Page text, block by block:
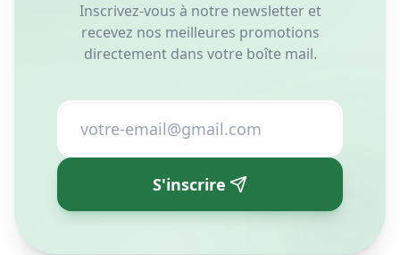
Inscrivez-vous à notre newsletter et
recevez nos meilleures promotions
directement dans votre boîte mail.
S'inscrire